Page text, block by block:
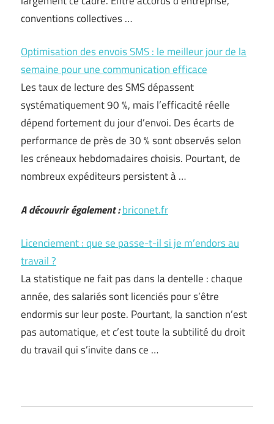
conventions collectives …
Optimisation des envois SMS : le meilleur jour de la
semaine pour une communication efficace
Les taux de lecture des SMS dépassent
systématiquement 90 %, mais l’efficacité réelle
dépend fortement du jour d’envoi. Des écarts de
performance de près de 30 % sont observés selon
les créneaux hebdomadaires choisis. Pourtant, de
nombreux expéditeurs persistent à …
A découvrir également :briconet.fr
Licenciement : que se passe-t-il si je m’endors au
travail ?
La statistique ne fait pas dans la dentelle : chaque
année, des salariés sont licenciés pour s’être
endormis sur leur poste. Pourtant, la sanction n’est
pas automatique, et c’est toute la subtilité du droit
du travail qui s’invite dans ce …